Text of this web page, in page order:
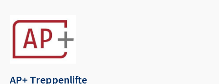
AP+ Treppenlifte